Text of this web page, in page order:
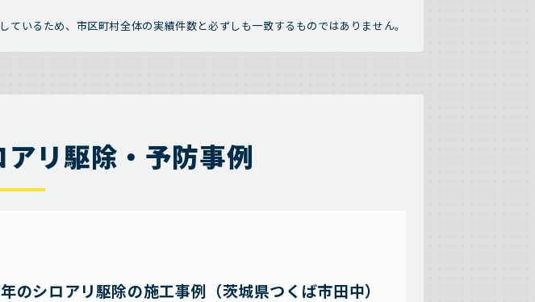
いるため、市区町村全体の実績件数と必ずしも一致するものではありません。
リ駆除・予防事例
のシロアリ駆除の施工事例（茨城県つくば市田中）